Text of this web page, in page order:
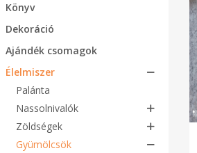
Könyv
Dekoráció
Ajándék csomagok
Élelmiszer
Palánta
Nassolnivalók
Zöldségek
Gyümölcsök